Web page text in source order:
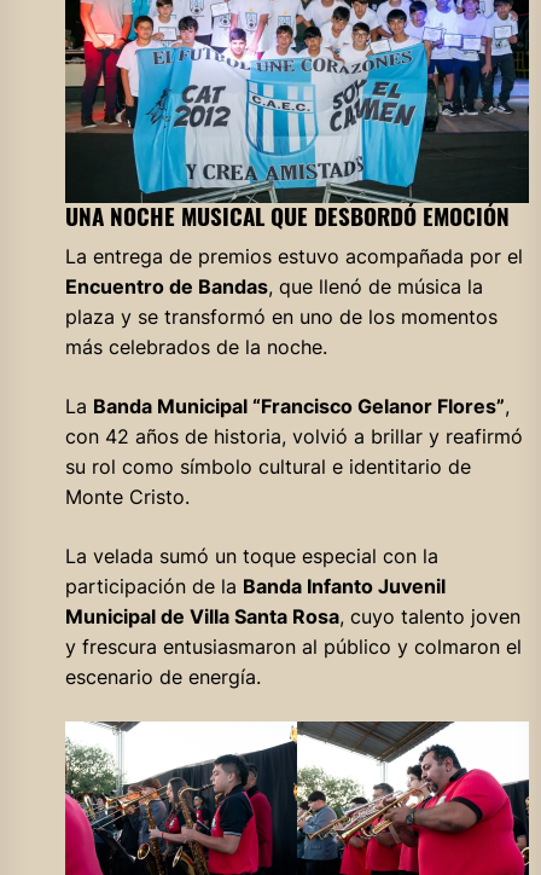
UNA NOCHE MUSICAL QUE DESBORDÓ EMOCIÓN
La entrega de premios estuvo acompañada por el
Encuentro de Bandas, que llenó de música la
plaza y se transformó en uno de los momentos
más celebrados de la noche.
La Banda Municipal “Francisco Gelanor Flores”,
con 42 años de historia, volvió a brillar y reafirmó
su rol como símbolo cultural e identitario de
Monte Cristo.
La velada sumó un toque especial con la
participación de la Banda Infanto Juvenil
Municipal de Villa Santa Rosa, cuyo talento joven
y frescura entusiasmaron al público y colmaron el
escenario de energía.